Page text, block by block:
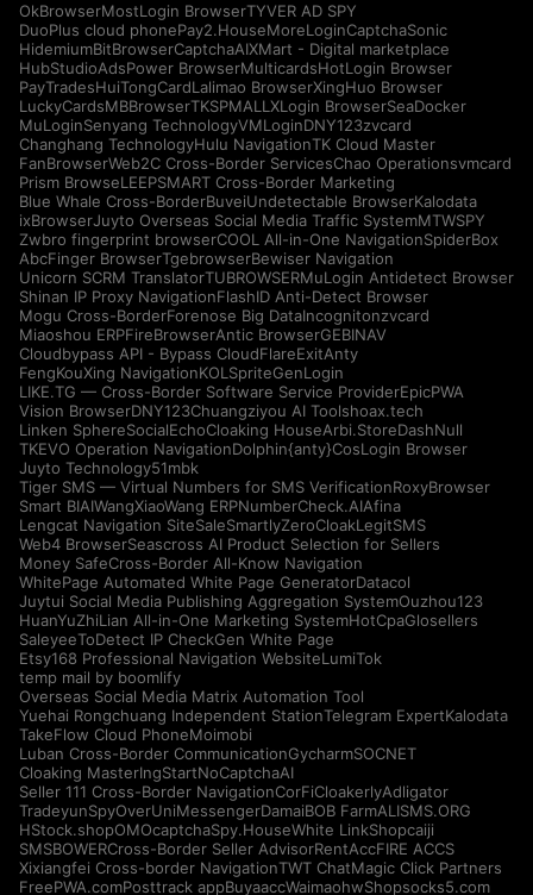
OkBrowserMostLogin BrowserTYVER AD SPY
DuoPlus cloud phonePay2.HouseMoreLoginCaptchaSonic
HidemiumBitBrowserCaptchaAIXMart - Digital marketplace
HubStudioAdsPower BrowserMulticardsHotLogin Browser
PayTradesHuiTongCardLalimao BrowserXingHuo Browser
LuckyCardsMBBrowserTKSPMALLXLogin BrowserSeaDocker
MuLoginSenyang TechnologyVMLoginDNY123zvcard
Changhang TechnologyHulu NavigationTK Cloud Master
FanBrowserWeb2C Cross-Border ServicesChao Operationsvmcard
Prism BrowseLEEPSMART Cross-Border Marketing
Blue Whale Cross-BorderBuveiUndetectable BrowserKalodata
ixBrowserJuyto Overseas Social Media Traffic SystemMTWSPY
Zwbro fingerprint browserCOOL All-in-One NavigationSpiderBox
AbcFinger BrowserTgebrowserBewiser Navigation
Unicorn SCRM TranslatorTUBROWSERMuLogin Antidetect Browser
Shinan IP Proxy NavigationFlashID Anti-Detect Browser
Mogu Cross-BorderForenose Big DataIncognitonzvcard
Miaoshou ERPFireBrowserAntic BrowserGEBINAV
Cloudbypass API - Bypass CloudFlareExitAnty
FengKouXing NavigationKOLSpriteGenLogin
LIKE.TG — Cross-Border Software Service ProviderEpicPWA
Vision BrowserDNY123Chuangziyou AI Toolshoax.tech
Linken SphereSocialEchoCloaking HouseArbi.StoreDashNull
TKEVO Operation NavigationDolphin{anty}CosLogin Browser
Juyto Technology51mbk
Tiger SMS — Virtual Numbers for SMS VerificationRoxyBrowser
Smart BIAIWangXiaoWang ERPNumberCheck.AIAfina
Lengcat Navigation SiteSaleSmartlyZeroCloakLegitSMS
Web4 BrowserSeascross AI Product Selection for Sellers
Money SafeCross-Border All-Know Navigation
WhitePage Automated White Page GeneratorDatacol
Juytui Social Media Publishing Aggregation SystemOuzhou123
HuanYuZhiLian All-in-One Marketing SystemHotCpaGlosellers
SaleyeeToDetect IP CheckGen White Page
Etsy168 Professional Navigation WebsiteLumiTok
temp mail by boomlify
Overseas Social Media Matrix Automation Tool
Yuehai Rongchuang Independent StationTelegram ExpertKalodata
TakeFlow Cloud PhoneMoimobi
Luban Cross-Border CommunicationGycharmSOCNET
Cloaking MasterIngStartNoCaptchaAI
Seller 111 Cross-Border NavigationCorFiCloakerlyAdligator
TradeyunSpyOverUniMessengerDamaiBOB FarmALISMS.ORG
HStock.shopOMOcaptchaSpy.HouseWhite LinkShopcaiji
SMSBOWERCross-Border Seller AdvisorRentAccFIRE ACCS
Xixiangfei Cross-border NavigationTWT ChatMagic Click Partners
FreePWA.comPosttrack appBuyaaccWaimaohwShopsocks5.com